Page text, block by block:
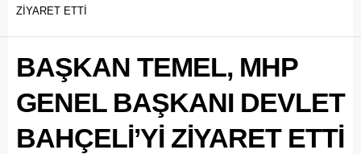
ZİYARET ETTİ
BAŞKAN TEMEL, MHP
GENEL BAŞKANI DEVLET
BAHÇELİ’Yİ ZİYARET ETTİ